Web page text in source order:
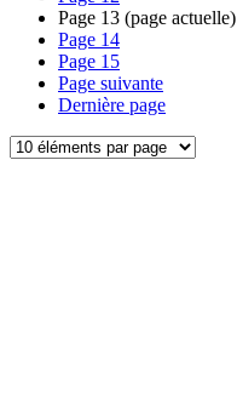
Page 13 (page actuelle)
Page 14
Page 15
Page suivante
Dernière page